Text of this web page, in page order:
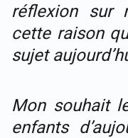
réflexion sur
cette raison
sujet
Mon souhait
enfants